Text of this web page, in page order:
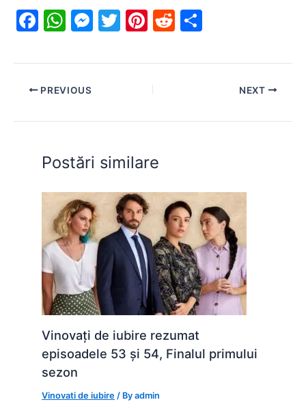
F
c
e
o
o
k
W
at
s
p
p
M
s
n
g
er
T
itt
Pi
er
e
R
d ar
PREVIOUS NEXT
Postări similare
Vinovați de iubire rezumat
episoadele 53 și 54, Finalul primului
sezon
Vinovati de iubire / Byadmin